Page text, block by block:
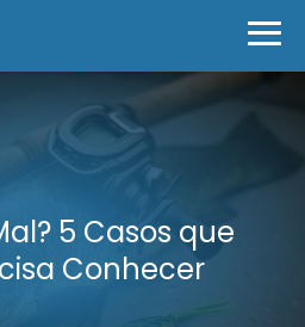
5 Casos que
Conhecer